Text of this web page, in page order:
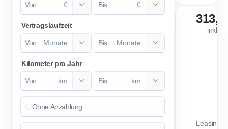
€ €
Vertragslaufzeit
Monate Monate
Kilometer pro Jahr
km km
Ohne Anzahlung
inkl.